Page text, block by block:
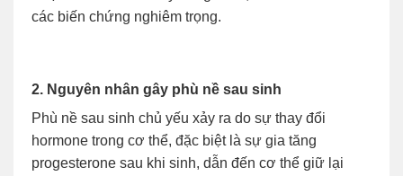
các biến chứng nghiêm trọng.
2. Nguyên nhân gây phù nề sau sinh
Phù nề sau sinh chủ yếu xảy ra do sự thay đổi
hormone trong cơ thể, đặc biệt là sự gia tăng
progesterone sau khi sinh, dẫn đến cơ thể giữ lại